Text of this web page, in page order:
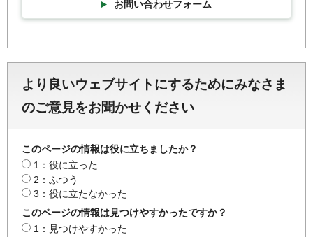
お問い合わせフォーム
より良いウェブサイトにするためにみなさま
のご意見をお聞かせください
このページの情報は役に立ちましたか？
1：役に立った
2：ふつう
3：役に立たなかった
このページの情報は見つけやすかったですか？
1：見つけやすかった